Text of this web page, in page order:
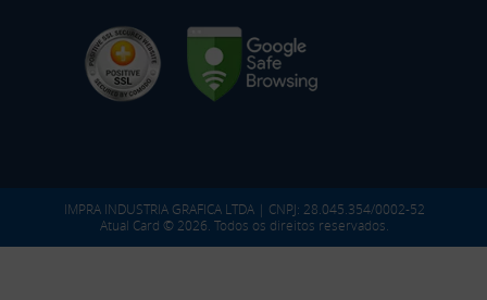
IMPRA INDUSTRIA GRAFICA LTDA | CNPJ: 28.045.354/0002-52
Atual Card © 2026. Todos os direitos reservados.